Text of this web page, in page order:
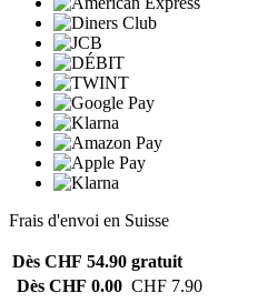
Frais d'envoi en Suisse
Dès CHF 54.90 gratuit
Dès CHF 0.00 CHF 7.90